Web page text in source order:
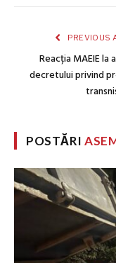
PREVIOUS
Reacția MAEIE la
decretului privind
POSTĂRI